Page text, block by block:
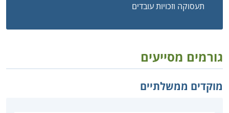
תעסוקה וזכויות עובדים
גורמים מסייעים
מוקדים ממשלתיים